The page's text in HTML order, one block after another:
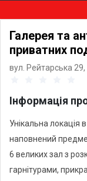
Галерея та
приватних
вул. Рейтарська 29,
Інформація
Унікальна локація
наповнений
6 великих зал з
гарнітурами,